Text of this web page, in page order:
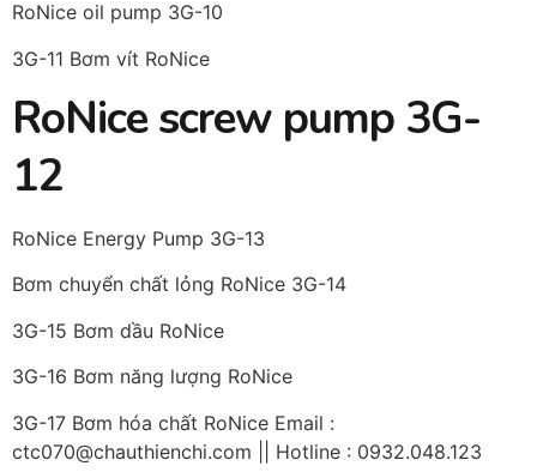
RoNice oil pump 3G-10
3G-11 Bơm vít RoNice
RoNice screw pump 3G-
12
RoNice Energy Pump 3G-13
Bơm chuyển chất lỏng RoNice 3G-14
3G-15 Bơm dầu RoNice
3G-16 Bơm năng lượng RoNice
3G-17 Bơm hóa chất RoNice Email :
ctc070@chauthienchi.com || Hotline : 0932.048.123